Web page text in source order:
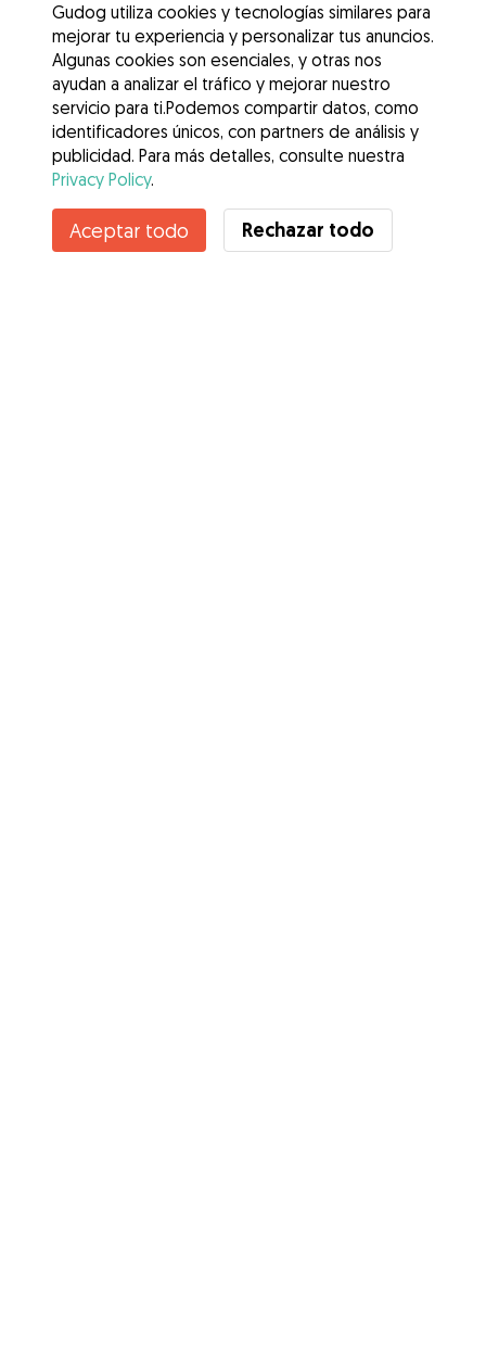
Contacta con alisson
¿Conoces los Beneficios de Gudog? Ver más
Gudog utiliza cookies y tecnologías similares para
mejorar tu experiencia y personalizar tus anuncios.
Algunas cookies son esenciales, y otras nos
ayudan a analizar el tráfico y mejorar nuestro
servicio para ti.Podemos compartir datos, como
identificadores únicos, con partners de análisis y
publicidad. Para más detalles, consulte nuestra
Privacy Policy.
Aceptar todo Rechazar todo